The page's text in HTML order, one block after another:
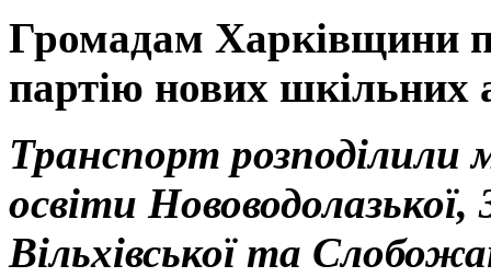
Громадам Харківщини
партію нових шкільних
Транспорт
освіти Нововодолазької,
Вільхівської та